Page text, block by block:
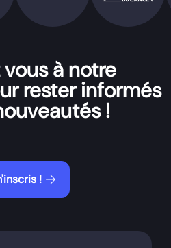
à notre
rester informés
!
! arrow_forward